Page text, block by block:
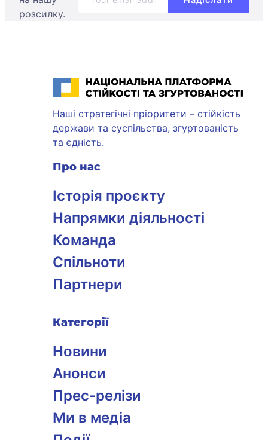
розсилку.
Національна платформа стійкості та згуртованості
Наші стратегічні пріоритети – стійкість
держави та суспільства, згуртованість
та єдність.
Про нас
Історія проєкту
Напрямки діяльності
Команда
Спільноти
Партнери
Категорії
Новини
Анонси
Прес-релізи
Ми в медіа